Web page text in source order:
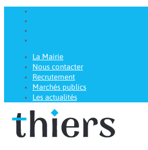
La Mairie
Nous contacter
Recrutement
Marchés publics
Les actualités